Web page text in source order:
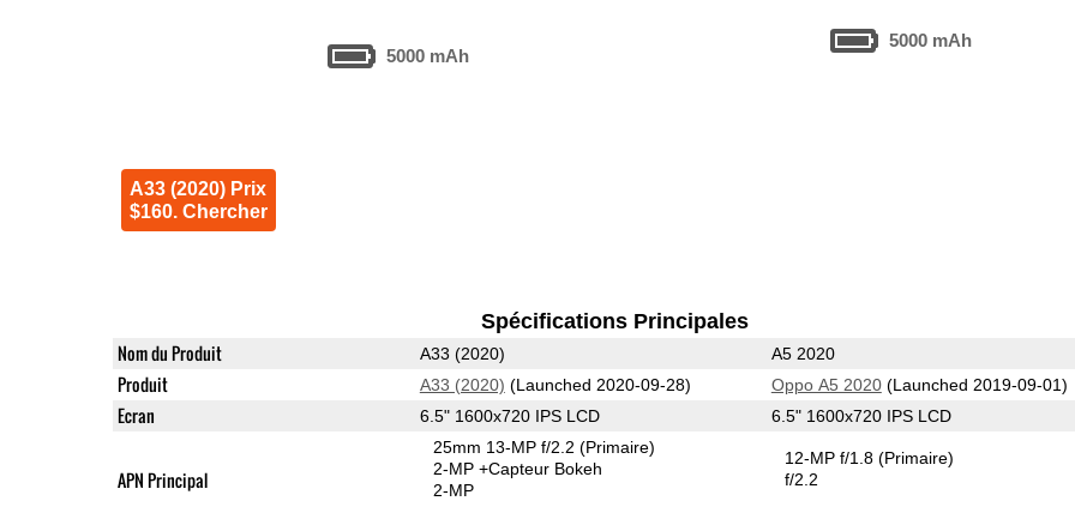
5000 mAh
A33 (2020) Prix
$160. Chercher
5000 mAh
Spécifications Principales
Nom du Produit A33 (2020) A5 2020
Produit A33 (2020) (Launched 2020-09-28) Oppo A5 2020(Launched 2019-09-01)
Ecran 6.5" 1600x720 IPS LCD 6.5" 1600x720 IPS LCD
APN Principal
25mm 13-MP f/2.2(Primaire)
2-MP+Capteur Bokeh
2-MP
12-MP f/1.8(Primaire)
f/2.2